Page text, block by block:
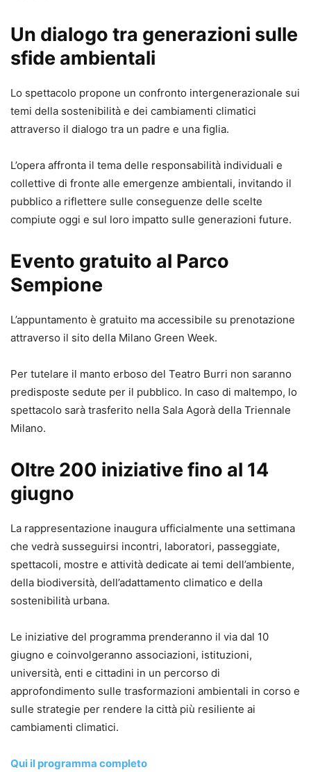
Un dialogo tra generazioni sulle
sfide ambientali
Lo spettacolo propone un confronto intergenerazionale sui
temi della sostenibilità e dei cambiamenti climatici
attraverso il dialogo tra un padre e una figlia.
L’opera affronta il tema delle responsabilità individuali e
collettive di fronte alle emergenze ambientali, invitando il
pubblico a riflettere sulle conseguenze delle scelte
compiute oggi e sul loro impatto sulle generazioni future.
Evento gratuito al Parco
Sempione
L’appuntamento è gratuito ma accessibile su prenotazione
attraverso il sito della Milano Green Week.
Per tutelare il manto erboso del Teatro Burri non saranno
predisposte sedute per il pubblico. In caso di maltempo, lo
spettacolo sarà trasferito nella Sala Agorà della Triennale
Milano.
Oltre 200 iniziative fino al 14
giugno
La rappresentazione inaugura ufficialmente una settimana
che vedrà susseguirsi incontri, laboratori, passeggiate,
spettacoli, mostre e attività dedicate ai temi dell’ambiente,
della biodiversità, dell’adattamento climatico e della
sostenibilità urbana.
Le iniziative del programma prenderanno il via dal 10
giugno e coinvolgeranno associazioni, istituzioni,
università, enti e cittadini in un percorso di
approfondimento sulle trasformazioni ambientali in corso e
sulle strategie per rendere la città più resiliente ai
cambiamenti climatici.
Qui il programma completo